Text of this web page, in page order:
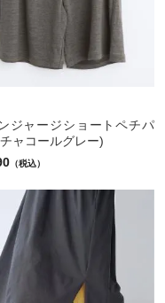
ジャージショートペチパ
ャコールグレー)
（税込）